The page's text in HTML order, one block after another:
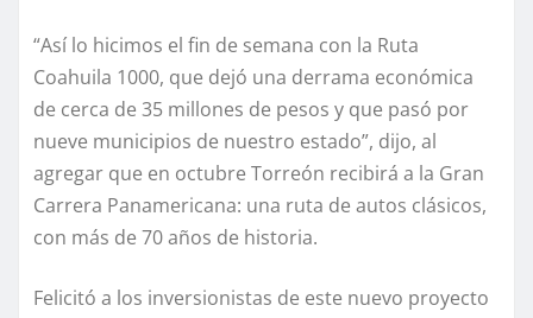
“Así lo hicimos el fin de semana con la Ruta
Coahuila 1000, que dejó una derrama económica
de cerca de 35 millones de pesos y que pasó por
nueve municipios de nuestro estado”, dijo, al
agregar que en octubre Torreón recibirá a la Gran
Carrera Panamericana: una ruta de autos clásicos,
con más de 70 años de historia.
Felicitó a los inversionistas de este nuevo proyecto